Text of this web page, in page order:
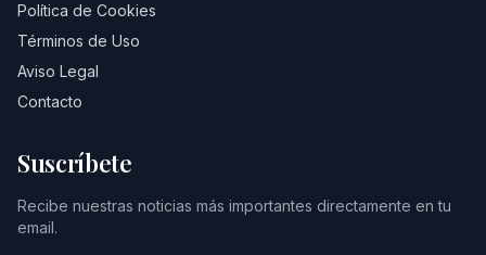
Política de Cookies
Términos de Uso
Aviso Legal
Contacto
Suscríbete
Recibe nuestras noticias más importantes directamente en tu
email.